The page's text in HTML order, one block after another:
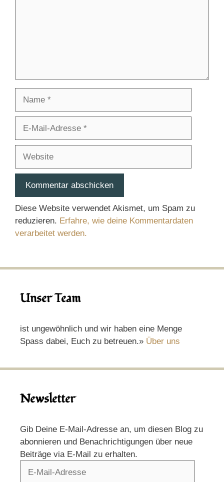
Adresse
Diese Website verwendet Akismet, um Spam zu
reduzieren. Erfahre, wie deine Kommentardaten
verarbeitet werden.
Unser Team
ist ungewöhnlich und wir haben eine Menge
Spass dabei, Euch zu betreuen.» Über uns
Newsletter
Gib Deine E-Mail-Adresse an, um diesen Blog zu
abonnieren und Benachrichtigungen über neue
Beiträge via E-Mail zu erhalten.